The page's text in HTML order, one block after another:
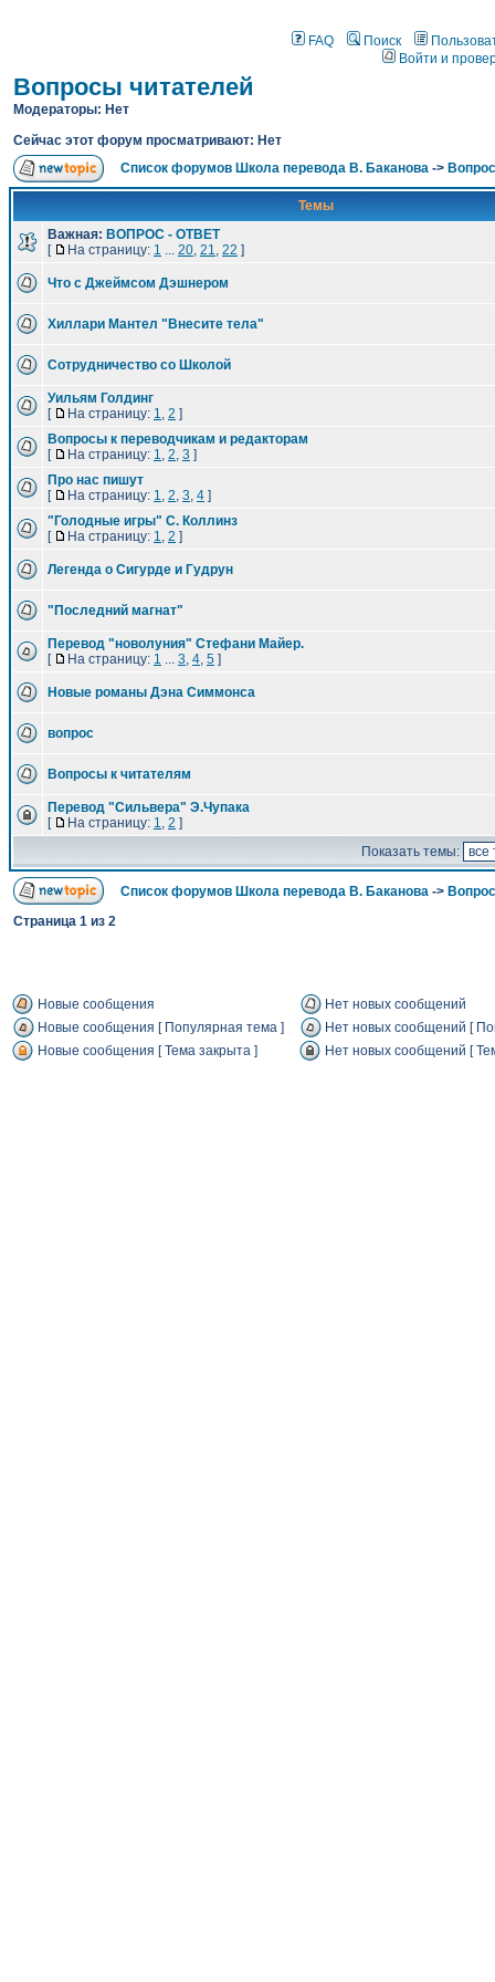
FAQ Поиск
Войти и
Вопросы читателей
Модераторы: Нет
Сейчас этот форум просматривают: Нет
Список форумов Школа перевода В. Баканова ->
Темы
Важная: ВОПРОС - ОТВЕТ
[
На страницу: 1 ... 20, 21, 22 ]
Что с Джеймсом Дэшнером
Хиллари Мантел "Внесите тела"
Сотрудничество со Школой
Уильям Голдинг
[
На страницу: 1, 2 ]
Вопросы к переводчикам и редакторам
[
На страницу: 1, 2, 3 ]
Про нас пишут
[
На страницу: 1, 2, 3, 4 ]
"Голодные игры" С. Коллинз
[
На страницу: 1, 2 ]
Легенда о Сигурде и Гудрун
"Последний магнат"
Перевод "новолуния" Стефани Майер.
[
На страницу: 1 ... 3, 4, 5 ]
Новые романы Дэна Симмонса
вопрос
Вопросы к читателям
Перевод "Сильвера" Э.Чупака
[
На страницу: 1, 2 ]
Показать темы:
Список форумов Школа перевода В. Баканова ->
Страница 1 из 2
Новые сообщения
Нет новых сообщений
Новые сообщения [ Популярная тема ]
Нет новых сообщений [
Новые сообщения [ Тема закрыта ]
Нет новых сообщений [